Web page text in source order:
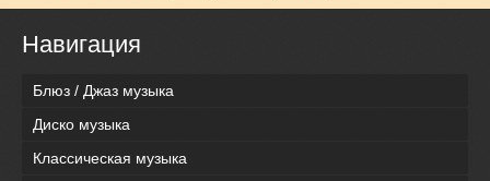
Навигация
Блюз / Джаз музыка
Диско музыка
Классическая музыка